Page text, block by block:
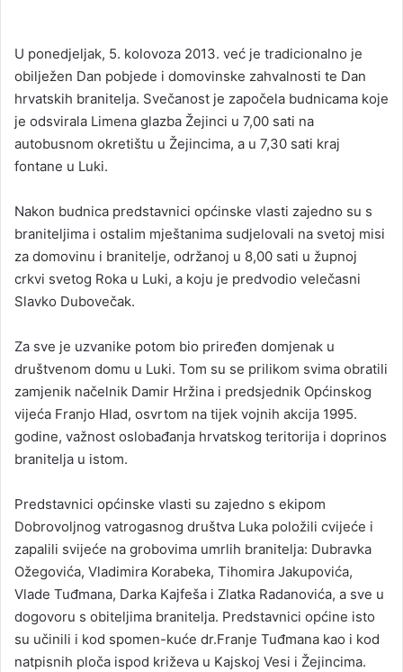
U ponedjeljak, 5. kolovoza 2013. već je tradicionalno je
obilježen Dan pobjede i domovinske zahvalnosti te Dan
hrvatskih branitelja. Svečanost je započela budnicama koje
je odsvirala Limena glazba Žejinci u 7,00 sati na
autobusnom okretištu u Žejincima, a u 7,30 sati kraj
fontane u Luki.
Nakon budnica predstavnici općinske vlasti zajedno su s
braniteljima i ostalim mještanima sudjelovali na svetoj misi
za domovinu i branitelje, održanoj u 8,00 sati u župnoj
crkvi svetog Roka u Luki, a koju je predvodio velečasni
Slavko Dubovečak.
Za sve je uzvanike potom bio priređen domjenak u
društvenom domu u Luki. Tom su se prilikom svima obratili
zamjenik načelnik Damir Hržina i predsjednik Općinskog
vijeća Franjo Hlad, osvrtom na tijek vojnih akcija 1995.
godine, važnost oslobađanja hrvatskog teritorija i doprinos
branitelja u istom.
Predstavnici općinske vlasti su zajedno s ekipom
Dobrovoljnog vatrogasnog društva Luka položili cvijeće i
zapalili svijeće na grobovima umrlih branitelja: Dubravka
Ožegovića, Vladimira Korabeka, Tihomira Jakupovića,
Vlade Tuđmana, Darka Kajfeša i Zlatka Radanovića, a sve u
dogovoru s obiteljima branitelja. Predstavnici općine isto
su učinili i kod spomen-kuće dr.Franje Tuđmana kao i kod
natpisnih ploča ispod križeva u Kajskoj Vesi i Žejincima.